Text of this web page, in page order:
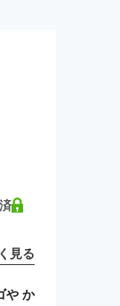
見る
や か